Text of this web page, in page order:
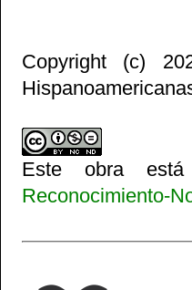
Copyright (c)
Este obra
Reconocimiento-